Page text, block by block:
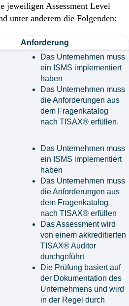
jeweiligen Assessment Level
unter anderem die Folgenden:
Anforderung
Das Unternehmen muss
ein ISMS implementiert
haben
Das Unternehmen muss
die Anforderungen aus
dem Fragenkatalog
nach TISAX® erfüllen.
Das Unternehmen muss
ein ISMS implementiert
haben
Das Unternehmen muss
die Anforderungen aus
dem Fragenkatalog
nach TISAX® erfüllen
Das Assessment wird
von einem akkreditierten
TISAX® Auditor
durchgeführt
Die Prüfung basiert auf
der Dokumentation des
Unternehmens und wird
in der Regel durch